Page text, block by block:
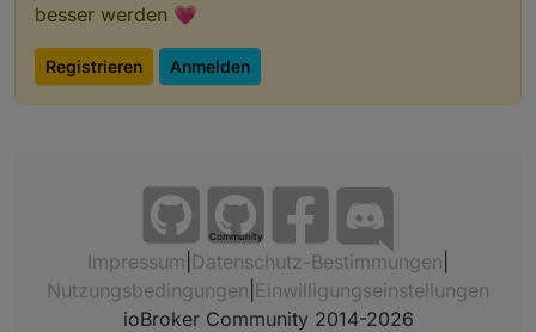
besser werden 💗
Registrieren Anmelden
Community
Impressum Datenschutz-Bestimmungen
Nutzungsbedingungen Einwilligungseinstellungen
ioBroker Community 2014-2026